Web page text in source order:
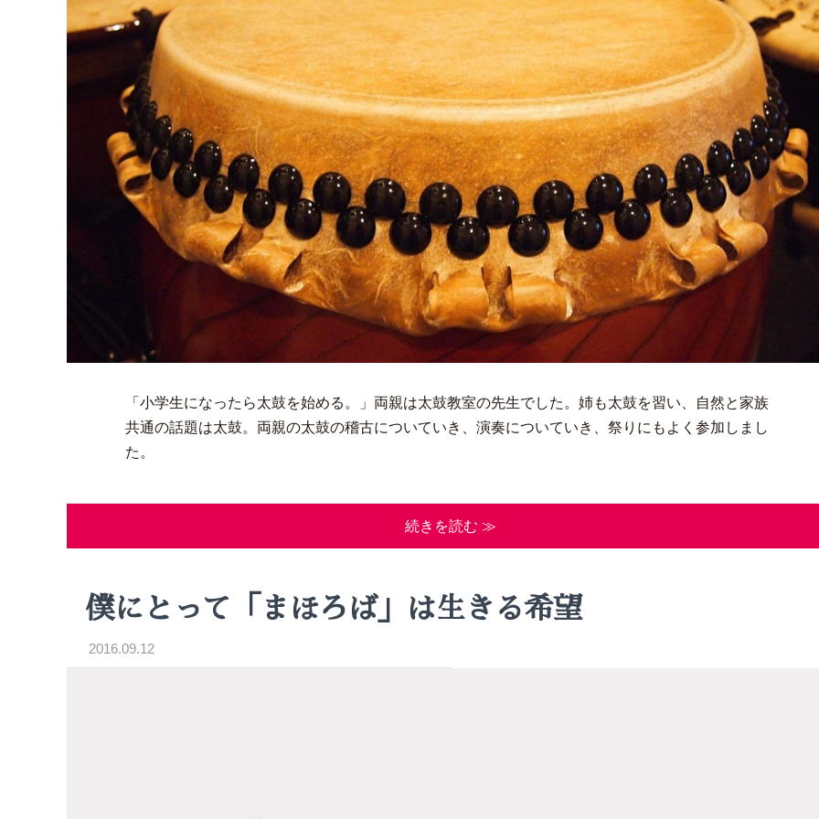
「小学生になったら太鼓を始める。」両親は太鼓教室の先生でした。姉も太鼓を習い、自然と家族
共通の話題は太鼓。両親の太鼓の稽古についていき、演奏についていき、祭りにもよく参加しまし
た。
続きを読む ≫
僕にとって「まほろば」は生きる希望
2016.09.12